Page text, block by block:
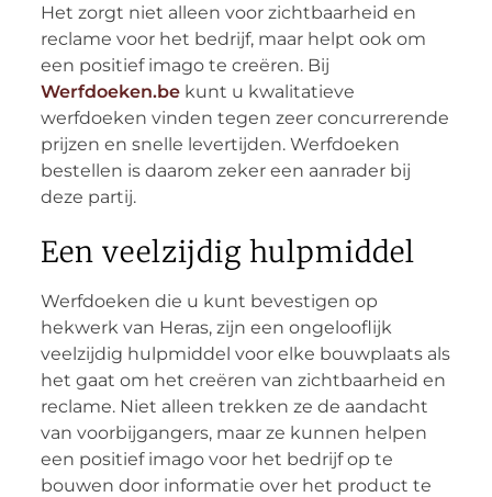
Het zorgt niet alleen voor zichtbaarheid en
reclame voor het bedrijf, maar helpt ook om
een positief imago te creëren. Bij
Werfdoeken.bekunt u kwalitatieve
werfdoeken vinden tegen zeer concurrerende
prijzen en snelle levertijden. Werfdoeken
bestellen is daarom zeker een aanrader bij
deze partij.
Een veelzijdig hulpmiddel
Werfdoeken die u kunt bevestigen op
hekwerk van Heras, zijn een ongelooflijk
veelzijdig hulpmiddel voor elke bouwplaats als
het gaat om het creëren van zichtbaarheid en
reclame. Niet alleen trekken ze de aandacht
van voorbijgangers, maar ze kunnen helpen
een positief imago voor het bedrijf op te
bouwen door informatie over het product te